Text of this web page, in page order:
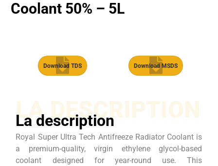
Coolant 50% – 5L
Download TDS Download MSDS
LA DESCRIPTION
La description
Royal Super Ultra Tech Antifreeze Radiator Coolant is
a premium-quality, virgin ethylene glycol-based
coolant designed for year-round use. This